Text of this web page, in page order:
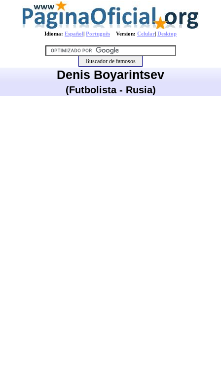
Idioma: Español| Português Version: Celular| Desktop
Denis Boyarintsev
(Futbolista - Rusia)